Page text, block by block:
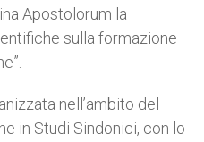
Apostolorum la
sulla formazione
nell’ambito del
in Studi Sindonici, con lo